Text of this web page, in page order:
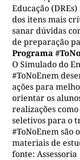
Educação
dos itens mais
sanar dúvidas
de preparação
Programa
O Simulado do
#ToNoEnem
ações para
orientar os
realizações
seletivos para o
#ToNoEnem são
materiais de
fonte: Assessoria